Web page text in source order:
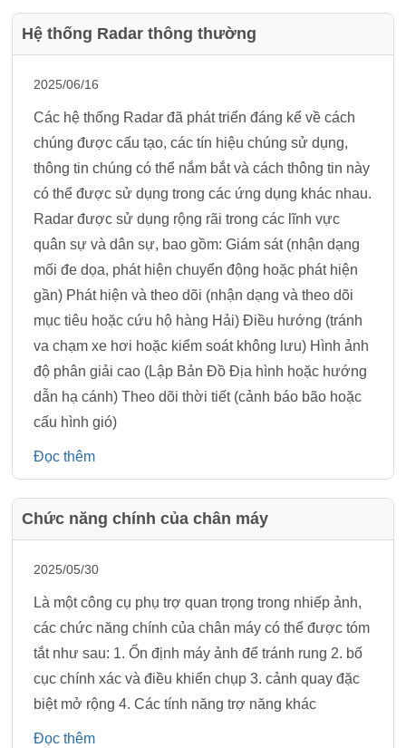
Hệ thống Radar thông thường
2025/06/16
Các hệ thống Radar đã phát triển đáng kể về cách
chúng được cấu tạo, các tín hiệu chúng sử dụng,
thông tin chúng có thể nắm bắt và cách thông tin này
có thể được sử dụng trong các ứng dụng khác nhau.
Radar được sử dụng rộng rãi trong các lĩnh vực
quân sự và dân sự, bao gồm: Giám sát (nhận dạng
mối đe dọa, phát hiện chuyển động hoặc phát hiện
gần) Phát hiện và theo dõi (nhận dạng và theo dõi
mục tiêu hoặc cứu hộ hàng Hải) Điều hướng (tránh
va chạm xe hơi hoặc kiểm soát không lưu) Hình ảnh
độ phân giải cao (Lập Bản Đồ Địa hình hoặc hướng
dẫn hạ cánh) Theo dõi thời tiết (cảnh báo bão hoặc
cấu hình gió)
Đọc thêm
Chức năng chính của chân máy
2025/05/30
Là một công cụ phụ trợ quan trọng trong nhiếp ảnh,
các chức năng chính của chân máy có thể được tóm
tắt như sau: 1. Ổn định máy ảnh để tránh rung 2. bố
cục chính xác và điều khiển chụp 3. cảnh quay đặc
biệt mở rộng 4. Các tính năng trợ năng khác
Đọc thêm